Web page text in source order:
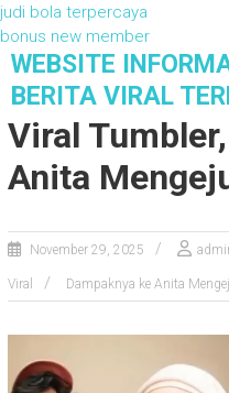
judi bola terpercaya
bonus new member
p
o
e
WEBSITE
BERITA VIRAL
Viral
Anita
November 29, 2025
Viral Dampaknya ke Anita